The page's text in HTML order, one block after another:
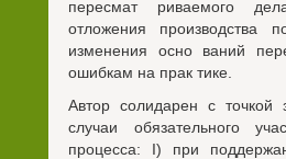
пересмат риваемого
отложения производства
изменения осно ваний
ошибкам на прак тике.
Автор солидарен с
случаи обязательного
процесса: I) при